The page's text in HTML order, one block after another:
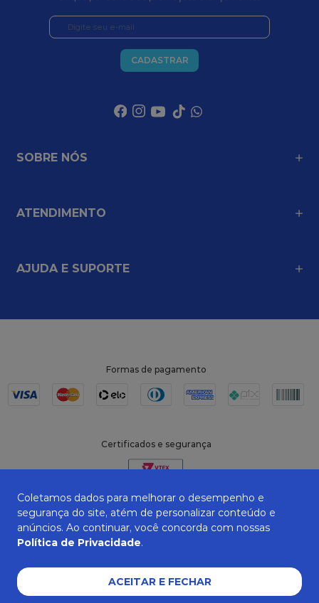
CADASTRAR
SOBRE NÓS
ATENDIMENTO
AJUDA E SUPORTE
Formas de pagamento
Certificados e segurança
Coletamos dados para melhorar o desempenho e
segurança do site, atém de personalizar conteúdo e
anúncios. Ao continuar, você concorda com nossas
Política de Privacidade.
ACEITAR E FECHAR